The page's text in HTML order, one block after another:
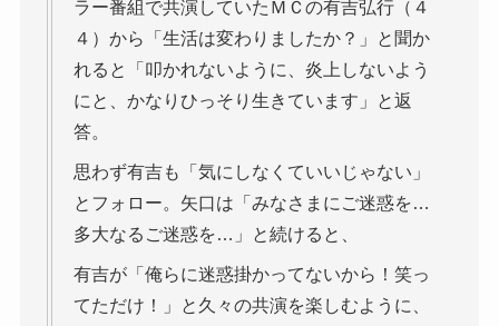
ラー番組で共演していたＭＣの有吉弘行（４
４）から「生活は変わりましたか？」と聞か
れると「叩かれないように、炎上しないよう
にと、かなりひっそり生きています」と返
答。
思わず有吉も「気にしなくていいじゃない」
とフォロー。矢口は「みなさまにご迷惑を…
多大なるご迷惑を…」と続けると、
有吉が「俺らに迷惑掛かってないから！笑っ
てただけ！」と久々の共演を楽しむように、